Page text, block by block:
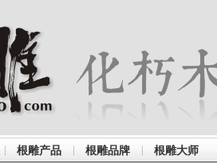
根雕产品 根雕品牌 根雕大师